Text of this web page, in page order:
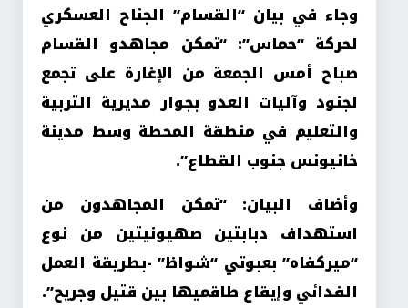
وجاء في بيان “القسام” الجناح العسكري
لحركة “حماس”: “تمكن مجاهدو القسام
صباح أمس الجمعة من الإغارة على تجمع
لجنود وآليات العدو بجوار مديرية التربية
والتعليم في منطقة المحطة وسط مدينة
خانيونس جنوب القطاع”.
وأضاف البيان: “تمكن المجاهدون من
استهداف دبابتين صهيونيتين من نوع
“ميركفاه” بعبوتي “شواظ” -بطريقة العمل
الفدائي وإيقاع طاقميها بين قتيل وجريح”.